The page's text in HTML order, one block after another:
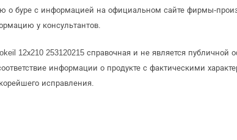
о буре с информацией на официальном сайте фирмы-
у консультантов.
12х210 253120215 справочная и не является
информации о продукте с фактическими
исправления.